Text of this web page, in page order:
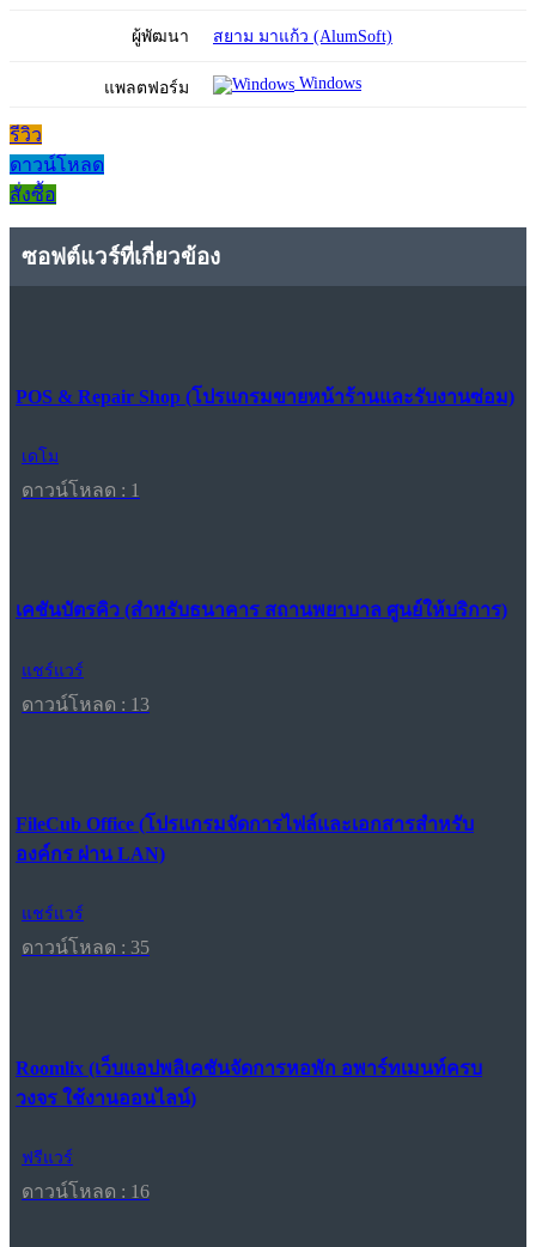
ผู้พัฒนา สยาม มาแก้ว (AlumSoft)
แพลตฟอร์ม Windows
รีวิว
ดาวน์โหลด
สั่งซื้อ
ซอฟต์แวร์ที่เกี่ยวข้อง
POS & Repair Shop (โปรแกรมขายหน้าร้านและรับงานซ่อม)
เดโม
ดาวน์โหลด : 1
เคชันบัตรคิว (สำหรับธนาคาร สถานพยาบาล ศูนย์ให้บริการ)
แชร์แวร์
ดาวน์โหลด : 13
FileCub Office (โปรแกรมจัดการไฟล์และเอกสารสำหรับ
องค์กร ผ่าน LAN)
แชร์แวร์
ดาวน์โหลด : 35
Roomlix (เว็บแอปพลิเคชันจัดการหอพัก อพาร์ทเมนท์ครบ
วงจร ใช้งานออนไลน์)
ฟรีแวร์
ดาวน์โหลด : 16